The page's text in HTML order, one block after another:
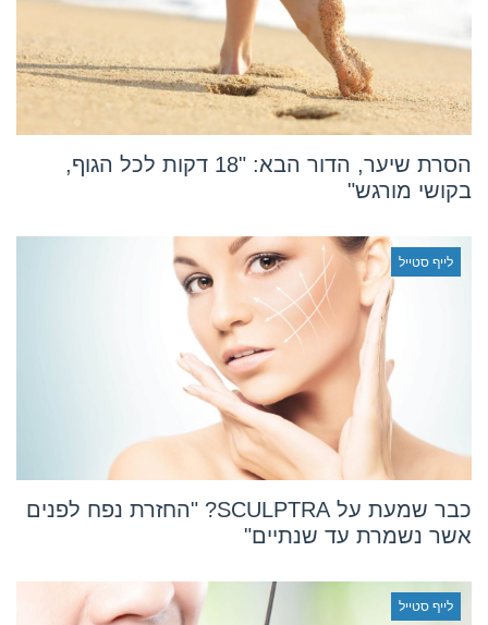
הסרת שיער, הדור הבא: "18 דקות לכל הגוף,
בקושי מורגש"
לייף סטייל
כבר שמעת על SCULPTRA? "החזרת נפח לפנים
אשר נשמרת עד שנתיים"
לייף סטייל